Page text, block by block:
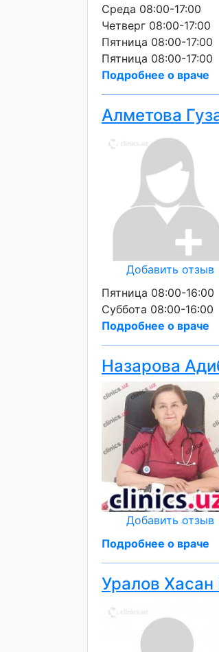
Среда 08:00-17:00
Четверг 08:00-17:00
Пятница 08:00-17:00
Пятница 08:00-17:00
Подробнее о враче
Алметова
Добавить отзыв
Пятница 08:00-16:00
Суббота 08:00-16:00
Подробнее о враче
Назарова
Добавить отзыв
Подробнее о враче
Уралов